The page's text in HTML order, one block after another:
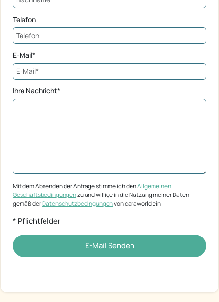
Telefon
E-Mail*
Ihre Nachricht*
Mit dem Absenden der Anfrage stimme ich denAllgemeinen
Geschäftsbedingungenzu und willige in die Nutzung meiner Daten
gemäß derDatenschutzbedingungenvon caraworld ein
* Pflichtfelder
E-Mail Senden